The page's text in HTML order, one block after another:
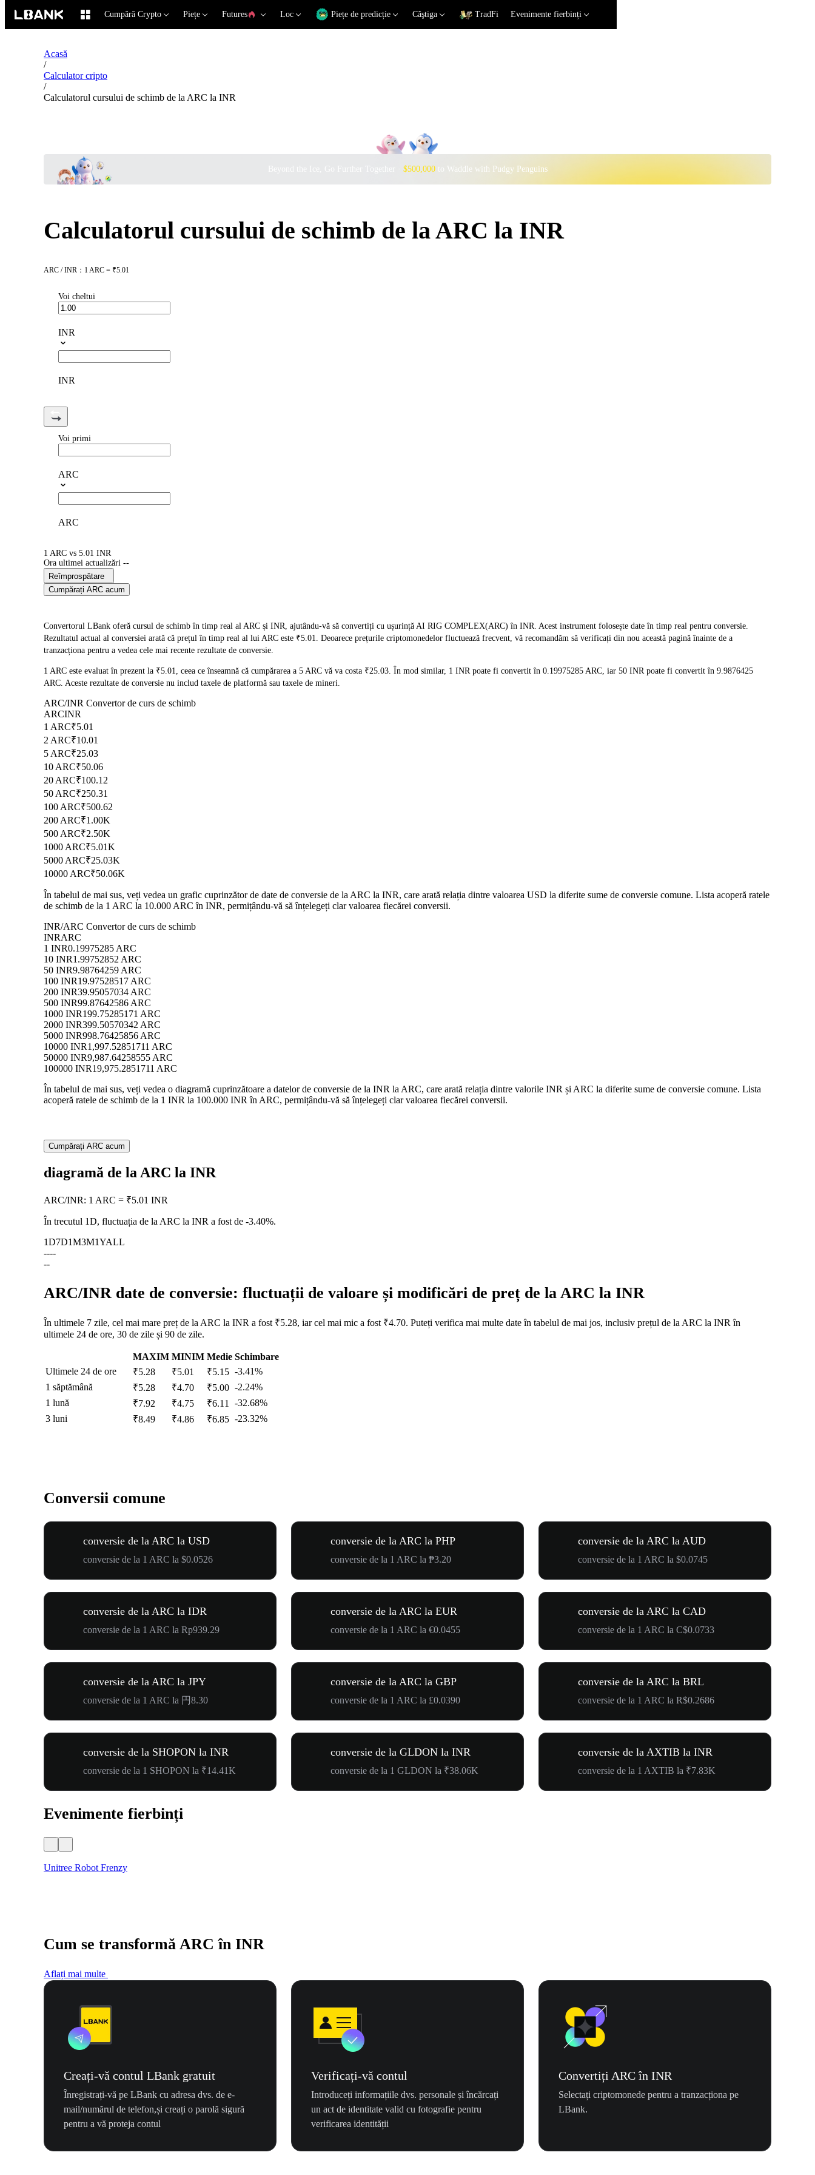
Cumpără Crypto Piețe Futures Loc Piețe de predicție Câştiga TradFi Evenimente fierbinți
Acasă
/
Calculator cripto
/
Calculatorul cursului de schimb de la ARC la INR
Beyond the Ice, Go Further Together · $500,000to Waddle with Pudgy Penguins
Calculatorul cursului de schimb de la ARC la INR
ARC / INR：1 ARC = ₹5.01
Voi cheltui
INR
INR
Voi primi
ARC
ARC
1 ARC vs 5.01 INR
Ora ultimei actualizări --
Reîmprospătare
Cumpărați ARC acum
Convertorul LBank oferă cursul de schimb în timp real al ARC și INR, ajutându-vă să convertiți cu ușurință AI RIG COMPLEX(ARC) în INR. Acest instrument folosește date în timp real pentru conversie.
Rezultatul actual al conversiei arată că prețul în timp real al lui ARC este ₹5.01. Deoarece prețurile criptomonedelor fluctuează frecvent, vă recomandăm să verificați din nou această pagină înainte de a
tranzacționa pentru a vedea cele mai recente rezultate de conversie.
1 ARC este evaluat în prezent la ₹5.01, ceea ce înseamnă că cumpărarea a 5 ARC vă va costa ₹25.03. În mod similar, 1 INR poate fi convertit în 0.19975285 ARC, iar 50 INR poate fi convertit în 9.9876425
ARC. Aceste rezultate de conversie nu includ taxele de platformă sau taxele de mineri.
ARC/INR Convertor de curs de schimb
ARCINR
1 ARC₹5.01
2 ARC₹10.01
5 ARC₹25.03
10 ARC₹50.06
20 ARC₹100.12
50 ARC₹250.31
100 ARC₹500.62
200 ARC₹1.00K
500 ARC₹2.50K
1000 ARC₹5.01K
5000 ARC₹25.03K
10000 ARC₹50.06K
În tabelul de mai sus, veți vedea un grafic cuprinzător de date de conversie de la ARC la INR, care arată relația dintre valoarea USD la diferite sume de conversie comune. Lista acoperă ratele
de schimb de la 1 ARC la 10.000 ARC în INR, permițându-vă să înțelegeți clar valoarea fiecărei conversii.
INR/ARC Convertor de curs de schimb
INRARC
1 INR0.19975285 ARC
10 INR1.99752852 ARC
50 INR9.98764259 ARC
100 INR19.97528517 ARC
200 INR39.95057034 ARC
500 INR99.87642586 ARC
1000 INR199.75285171 ARC
2000 INR399.50570342 ARC
5000 INR998.76425856 ARC
10000 INR1,997.52851711 ARC
50000 INR9,987.64258555 ARC
100000 INR19,975.2851711 ARC
În tabelul de mai sus, veți vedea o diagramă cuprinzătoare a datelor de conversie de la INR la ARC, care arată relația dintre valorile INR și ARC la diferite sume de conversie comune. Lista
acoperă ratele de schimb de la 1 INR la 100.000 INR în ARC, permițându-vă să înțelegeți clar valoarea fiecărei conversii.
Cumpărați ARC acum
diagramă de la ARC la INR
ARC/INR: 1 ARC = ₹5.01 INR
În trecutul 1D, fluctuația de la ARC la INR a fost de -3.40%.
1D7D1M3M1YALL
----
--
ARC/INR date de conversie: fluctuații de valoare și modificări de preț de la ARC la INR
În ultimele 7 zile, cel mai mare preț de la ARC la INR a fost ₹5.28, iar cel mai mic a fost ₹4.70. Puteți verifica mai multe date în tabelul de mai jos, inclusiv prețul de la ARC la INR în
ultimele 24 de ore, 30 de zile și 90 de zile.
MAXIM MINIM Medie Schimbare
Ultimele 24 de ore
₹5.28 ₹5.01 ₹5.15 -3.41%
1 săptămână
₹5.28 ₹4.70 ₹5.00 -2.24%
1 lună
₹7.92 ₹4.75 ₹6.11
-32.68%
3 luni
₹8.49 ₹4.86 ₹6.85 -23.32%
Conversii comune
conversie de la ARC la USD
conversie de la 1 ARC la $0.0526
conversie de la ARC la PHP
conversie de la 1 ARC la ₱3.20
conversie de la ARC la AUD
conversie de la 1 ARC la $0.0745
conversie de la ARC la IDR
conversie de la 1 ARC la Rp939.29
conversie de la ARC la EUR
conversie de la 1 ARC la €0.0455
conversie de la ARC la CAD
conversie de la 1 ARC la C$0.0733
conversie de la ARC la JPY
conversie de la 1 ARC la 円8.30
conversie de la ARC la GBP
conversie de la 1 ARC la £0.0390
conversie de la ARC la BRL
conversie de la 1 ARC la R$0.2686
conversie de la SHOPON la INR
conversie de la 1 SHOPON la ₹14.41K
conversie de la GLDON la INR
conversie de la 1 GLDON la ₹38.06K
conversie de la AXTIB la INR
conversie de la 1 AXTIB la ₹7.83K
Evenimente fierbinți
Unitree Robot Frenzy
Cum se transformă ARC în INR
Aflați mai multe
Creați-vă contul LBank gratuit
Înregistrați-vă pe LBank cu adresa dvs. de e-
mail/numărul de telefon,și creați o parolă sigură
pentru a vă proteja contul
Verificați-vă contul
Introduceți informațiile dvs. personale și încărcați
un act de identitate valid cu fotografie pentru
verificarea identității
Convertiți ARC în INR
Selectați criptomonede pentru a tranzacționa pe
LBank.